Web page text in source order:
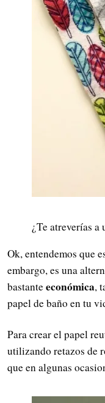
¿Te atreverías
Ok, entendemos que
embargo, es una
bastanteeconómica,
papel de baño en tu
Para crear el papel
utilizando retazos de
que en algunas